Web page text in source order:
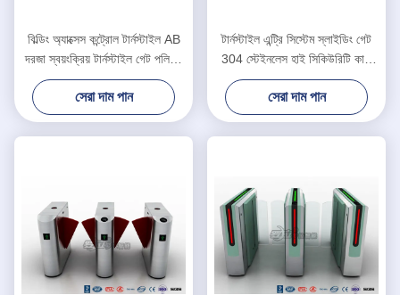
বিল্ডিং অ্যাক্সেস কন্ট্রোল টার্নস্টাইল AB
দরজা স্বয়ংক্রিয় টার্নস্টাইল গেট পলিশিং
পৃষ্ঠের সাথে
সেরা দাম পান
টার্নস্টাইল এন্ট্রি সিস্টেম স্লাইডিং গেট
304 স্টেইনলেস হাই সিকিউরিটি কার্ড
সোয়াইপ করে
সেরা দাম পান